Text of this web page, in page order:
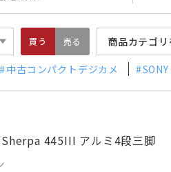
買う 売る 商品カテゴ
中古コンパクトデジカメ